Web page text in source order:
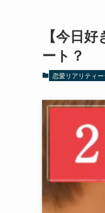
【今日
ート？
恋愛リアリティ